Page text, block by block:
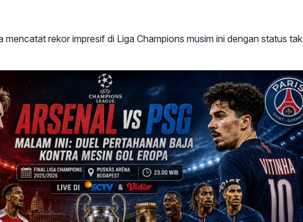
mencatat rekor impresif di Liga Champions musim ini dengan status tak